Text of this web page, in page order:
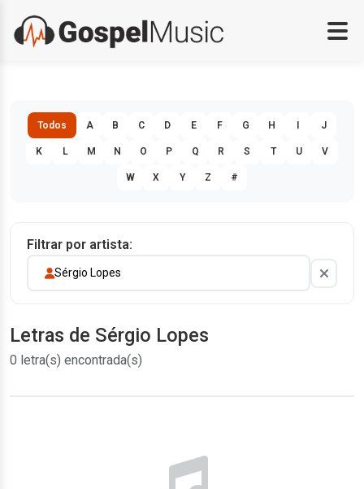
Todos A B C D E F G H J
K L M N O P Q R S T U V
W X Y Z #
Filtrar por artista:
Sérgio Lopes
Letras de Sérgio Lopes
0 letra(s) encontrada(s)